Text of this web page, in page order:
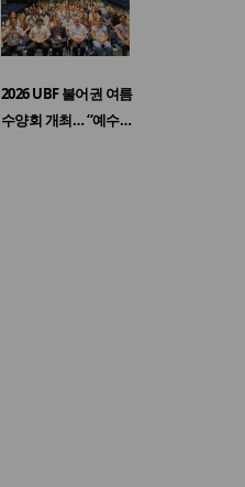
2026 UBF 불어권 여름
수양회 개최… “예수…